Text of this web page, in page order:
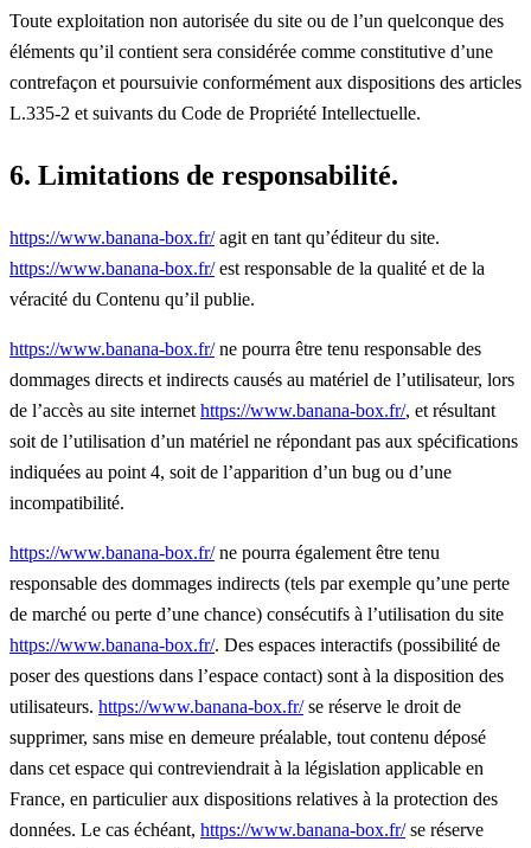
Toute exploitation non autorisée du site ou de l’un quelconque des
éléments qu’il contient sera considérée comme constitutive d’une
contrefaçon et poursuivie conformément aux dispositions des articles
L.335-2 et suivants du Code de Propriété Intellectuelle.
6. Limitations de responsabilité.
https://www.banana-box.fr/agit en tant qu’éditeur du site.
https://www.banana-box.fr/est responsable de la qualité et de la
véracité du Contenu qu’il publie.
https://www.banana-box.fr/ne pourra être tenu responsable des
dommages directs et indirects causés au matériel de l’utilisateur, lors
de l’accès au site internet https://www.banana-box.fr/, et résultant
soit de l’utilisation d’un matériel ne répondant pas aux spécifications
indiquées au point 4, soit de l’apparition d’un bug ou d’une
incompatibilité.
https://www.banana-box.fr/ne pourra également être tenu
responsable des dommages indirects (tels par exemple qu’une perte
de marché ou perte d’une chance) consécutifs à l’utilisation du site
https://www.banana-box.fr/. Des espaces interactifs (possibilité de
poser des questions dans l’espace contact) sont à la disposition des
utilisateurs. https://www.banana-box.fr/se réserve le droit de
supprimer, sans mise en demeure préalable, tout contenu déposé
dans cet espace qui contreviendrait à la législation applicable en
France, en particulier aux dispositions relatives à la protection des
données. Le cas échéant, https://www.banana-box.fr/se réserve